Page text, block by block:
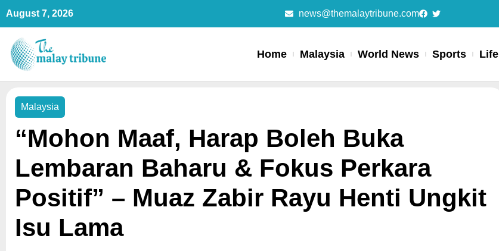
Skip
content
August 7, 2026 news@themalaytribune.com
Home Malaysia World News Sports Life
Malaysia
“Mohon Maaf, Harap Boleh Buka
Lembaran Baharu & Fokus Perkara
Positif” – Muaz Zabir Rayu Henti Ungkit
Isu Lama